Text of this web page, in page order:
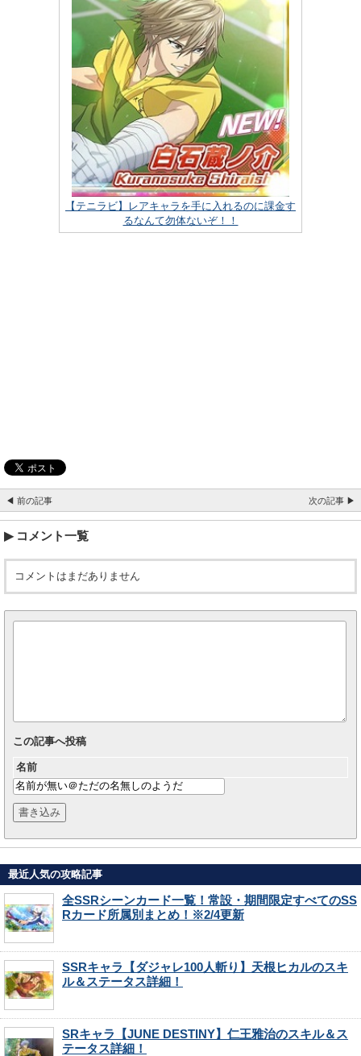
【テニラビ】レアキャラを手に入れるのに課金す
るなんて勿体ないぞ！！
◀ 前の記事 次の記事 ▶
コメント一覧
コメントはまだありません
この記事へ投稿
名前
最近人気の攻略記事
全SSRシーンカード一覧！常設・期間限定すべてのSS
Rカード所属別まとめ！※2/4更新
SSRキャラ【ダジャレ100人斬り】天根ヒカルのスキ
ル＆ステータス詳細！
SRキャラ【JUNE DESTINY】仁王雅治のスキル＆ス
テータス詳細！